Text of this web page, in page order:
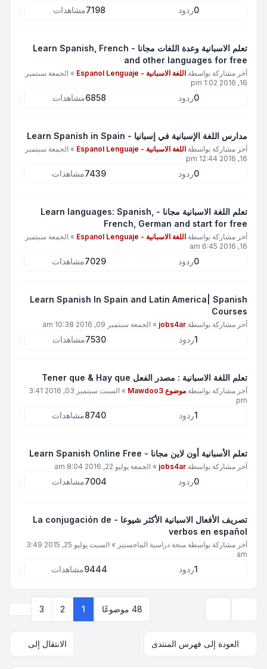
0ردود 7198مشاهدات
تعلم الاسبانية وعدة اللغات مجانا - Learn Spanish, French
and other languages for free
آخر مشاركة بواسطة اللغة الاسبانية - Espanol Lenguaje » الجمعة سبتمبر
16, 2016 1:02 pm
0ردود 6858مشاهدات
مدارس اللغة الإسبانية في إسبانيا - Learn Spanish in Spain
آخر مشاركة بواسطة اللغة الاسبانية - Espanol Lenguaje » الجمعة سبتمبر
16, 2016 12:44 pm
0ردود 7439مشاهدات
تعلم اللغة الاسبانية مجانا - Learn languages: Spanish,
French, German and start for free
آخر مشاركة بواسطة اللغة الاسبانية - Espanol Lenguaje » الجمعة سبتمبر
16, 2016 6:45 am
0ردود 7029مشاهدات
Learn Spanish In Spain and Latin America| Spanish
Courses
آخر مشاركة بواسطة jobs4ar
» الجمعة سبتمبر 09, 2016 10:38 am
1ردود 7530مشاهدات
تعلم اللغة الاسبانية : مصدر الفعل Tener que & Hay que
آخر مشاركة بواسطة موضوع Mawdoo3 »
السبت سبتمبر 03, 2016 3:41
pm
1ردود 8740مشاهدات
تعلم الأسبانية أون لاين مجانا - Learn Spanish Online Free‎
آخر مشاركة بواسطة jobs4ar
» الجمعة يوليو 22, 2016 8:04 am
0ردود 7004مشاهدات
تصريف الأفعال الاسبانية الأكثر شيوعا - La conjugación de
verbos en español
آخر مشاركة بواسطة منحة دراسية الماجستير »
السبت يوليو 25, 2015 3:49
am
1ردود 9444مشاهدات
48 موضوعًا 1
2
3
العودة إلى فهرس المنتدى الانتقال إلى